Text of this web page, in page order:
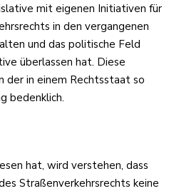
mit eigenen Initiativen für
in den vergangenen
und das politische Feld
überlassen hat. Diese
der in einem Rechtsstaat so
bedenklich.
hat, wird verstehen, dass
Straßenverkehrsrechts keine